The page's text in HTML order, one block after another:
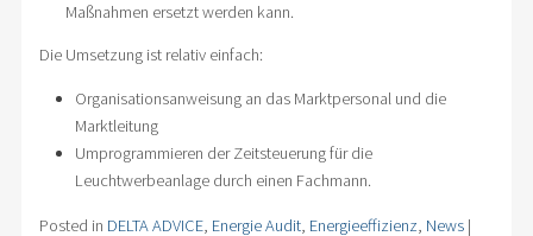
Maßnahmen ersetzt werden kann.
Die Umsetzung ist relativ einfach:
Organisationsanweisung an das Marktpersonal und die
Marktleitung
Umprogrammieren der Zeitsteuerung für die
Leuchtwerbeanlage durch einen Fachmann.
Posted in DELTA ADVICE, Energie Audit, Energieeffizienz, News |